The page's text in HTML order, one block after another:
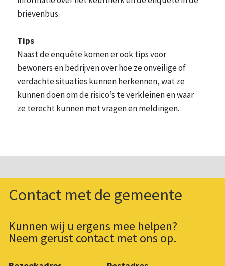
brievenbus.
Tips
Naast de enquête komen er ook tips voor
bewoners en bedrijven over hoe ze onveilige of
verdachte situaties kunnen herkennen, wat ze
kunnen doen om de risico’s te verkleinen en waar
ze terecht kunnen met vragen en meldingen.
Contact met de gemeente
Kunnen wij u ergens mee helpen?
Neem gerust contact met ons op.